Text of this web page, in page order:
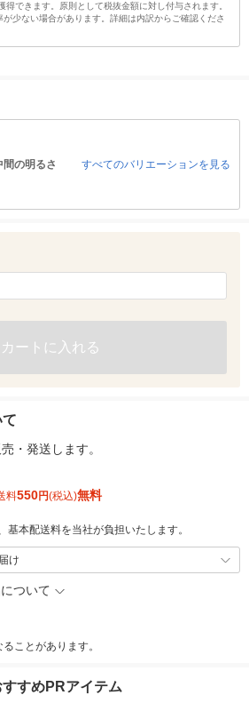
得できます。原則として税抜金額に対し付与されます。
少ない場合があります。詳細は内訳からご確認くださ
間の明るさ すべてのバリエーションを見る
カートに入れる
・発送します。
料550円(税込)無料
基本配送料を当社が負担いたします。
け
ついて
ことがあります。
すめPRアイテム